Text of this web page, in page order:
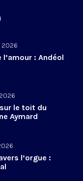
l’amour : Andéol
le toit du
Aymard
l’orgue :